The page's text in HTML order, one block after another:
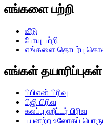
எங்களை பற்றி
வீடு
போயு பற்றி
எங்களை தொடர்பு
எங்கள் தயாரிப்புகள்
பிபிஎன் பிரிவு
பிஜி பிரிவு
கலப்பு ஹீட்டர் பிரிவு
பயனற்ற உலோகப்